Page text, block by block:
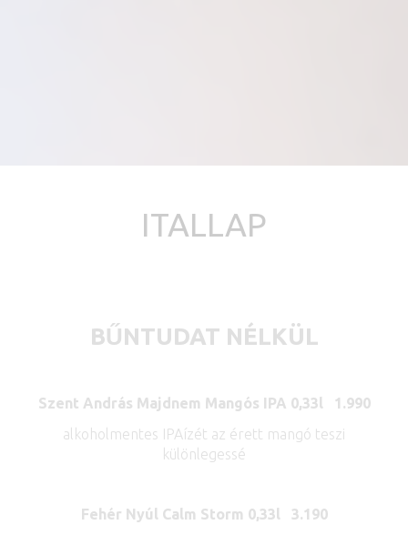
ITALLAP
BŰNTUDAT NÉLKÜL
Szent András Majdnem Mangós IPA 0,33l 1.990
alkoholmentes IPAízét az érett mangó teszi
különlegessé
Fehér Nyúl Calm Storm 0,33l 3.190